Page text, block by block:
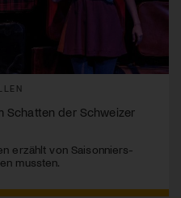
Schatten der Schweizer
erzählt von Saisonniers-
mussten.